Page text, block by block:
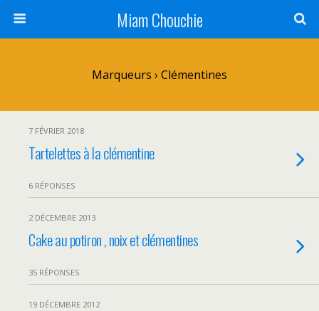
Miam Chouchie
Marqueurs › Clémentines
7 FÉVRIER 2018
Tartelettes à la clémentine
6 RÉPONSES
2 DÉCEMBRE 2013
Cake au potiron , noix et clémentines
35 RÉPONSES
19 DÉCEMBRE 2012